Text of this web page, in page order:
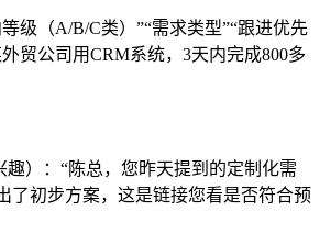
级（A/B/C类）”“需求类型”“跟进优先
贸公司用CRM系统，3天内完成800多
）：“陈总，您昨天提到的定制化需
了初步方案，这是链接您看是否符合预